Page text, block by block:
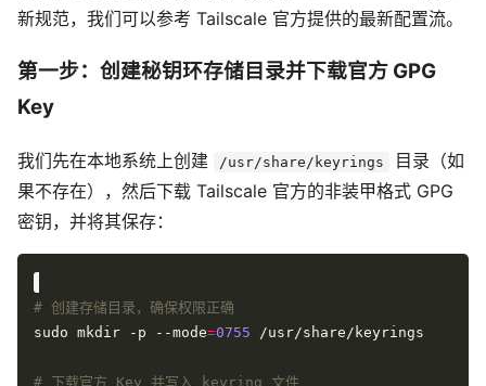
新规范，我们可以参考 Tailscale 官方提供的最新配置流。
第一步：创建秘钥环存储目录并下载官方 GPG
Key
我们先在本地系统上创建 /usr/share/keyrings
目录（如
果不存在），然后下载 Tailscale 官方的非装甲格式 GPG
密钥，并将其保存：
# 创建存储目录，确保权限正确
sudo mkdir -p --mode=0755
# 下载官方 Key 并写入 keyring 文件